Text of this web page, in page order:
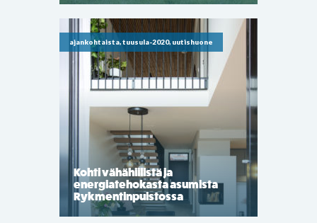
ajankohtaista, tuusula-2020, uutishuone
Kohti vähähiilistä ja
energiatehokasta asumista
Rykmentinpuistossa